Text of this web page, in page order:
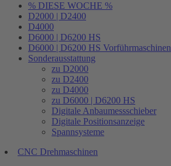
% DIESE WOCHE %
D2000 | D2400
D4000
D6000 | D6200 HS
D6000 | D6200 HS Vorführmaschinen
Sonderausstattung
zu D2000
zu D2400
zu D4000
zu D6000 | D6200 HS
Digitale Anbaumessschieber
Digitale Positionsanzeige
Spannsysteme
CNC Drehmaschinen